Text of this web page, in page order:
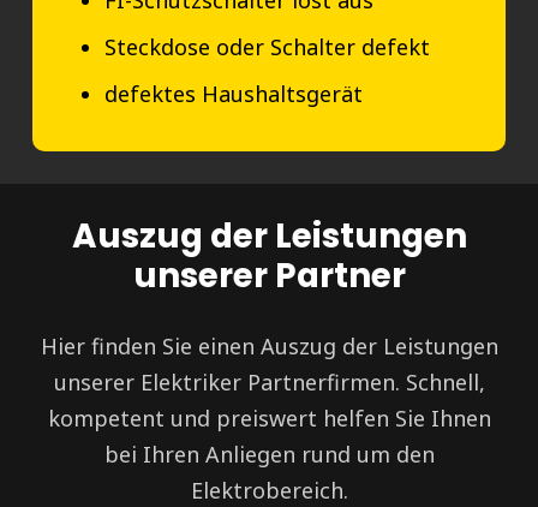
Steckdose oder Schalter defekt
defektes Haushaltsgerät
Auszug der Leistungen
unserer Partner
Hier finden Sie einen Auszug der Leistungen
unserer Elektriker Partnerfirmen. Schnell,
kompetent und preiswert helfen Sie Ihnen
bei Ihren Anliegen rund um den
Elektrobereich.